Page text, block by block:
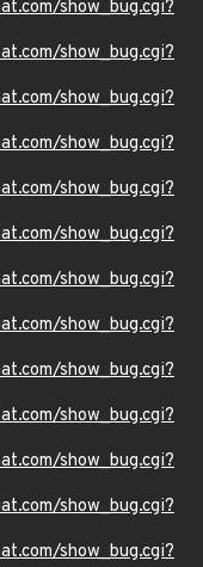
show_bug.cgi?
show_bug.cgi?
show_bug.cgi?
show_bug.cgi?
show_bug.cgi?
show_bug.cgi?
show_bug.cgi?
show_bug.cgi?
show_bug.cgi?
show_bug.cgi?
show_bug.cgi?
show_bug.cgi?
show_bug.cgi?